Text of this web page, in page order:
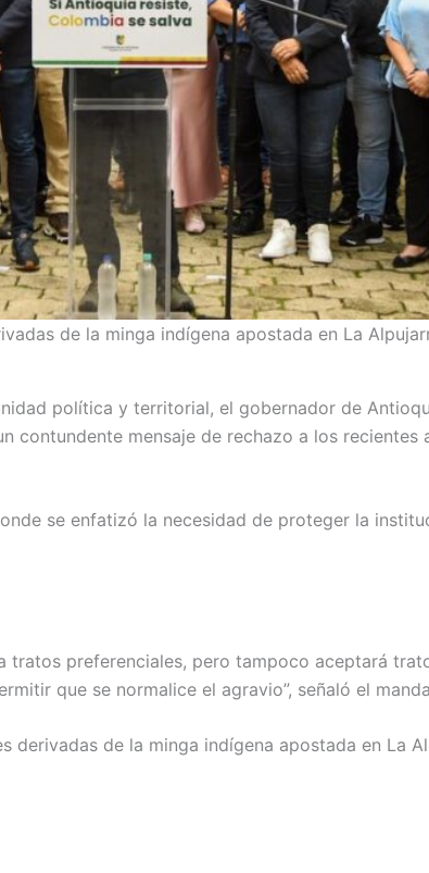
de la minga indígena apostada en La
política y territorial, el gobernador de
contundente mensaje de rechazo a los
se enfatizó la necesidad de proteger la
preferenciales, pero tampoco aceptará
que se normalice el agravio”, señaló el
derivadas de la minga indígena apostada en La